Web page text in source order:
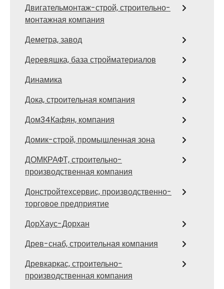
Двигательмонтаж-строй, строительно-
монтажная компания
Деметра, завод
Деревяшка, база стройматериалов
Динамика
Дока, строительная компания
Дом34Кафян, компания
Домик-строй, промышленная зона
ДОМКРАФТ, строительно-
производственная компания
Донстройтехсервис, производственно-
торговое предприятие
ДорХаус-Дорхан
Древ-снаб, строительная компания
Древкаркас, строительно-
производственная компания